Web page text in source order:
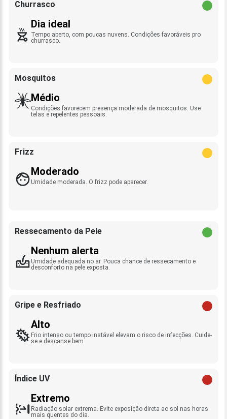
Churrasco
Dia ideal
Tempo aberto, com poucas nuvens. Condições favoráveis pro
churrasco.
Mosquitos
Médio
Condições favorecem presença moderada de mosquitos. Use
telas e repelentes pessoais.
Frizz
Moderado
Umidade moderada. O frizz pode aparecer.
Ressecamento da Pele
Nenhum alerta
Umidade adequada no ar. Pouca chance de ressecamento e
desconforto na pele exposta.
Gripe e Resfriado
Alto
Frio intenso ou tempo instável elevam o risco de infecções. Cuide-
se e descanse bem.
Índice UV
Extremo
Radiação solar extrema. Evite exposição direta ao sol nas horas
mais quentes do dia.